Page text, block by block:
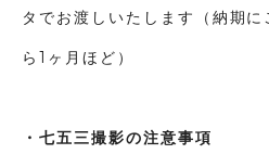
タでお渡しいたします（納期
ら1ヶ月ほど）
・七五三撮影の注意事項